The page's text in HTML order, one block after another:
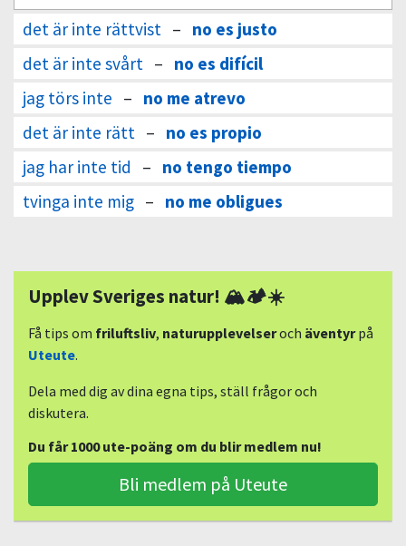
det är inte rättvist – no es justo
det är inte svårt – no es difícil
jag törs inte – no me atrevo
det är inte rätt – no es propio
jag har inte tid
– no tengo tiempo
tvinga inte mig – no me obligues
Upplev Sveriges natur! 🏔🏕☀️
Få tips om friluftsliv, naturupplevelseroch äventyrpå
Uteute.
Dela med dig av dina egna tips, ställ frågor och
diskutera.
Du får 1000 ute-poäng om du blir medlem nu!
Bli medlem på Uteute